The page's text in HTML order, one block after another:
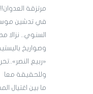
مرتزقة العدوان!!
في تدشين
السنوي.. نزالا
وصواريخ
«ربيع
وللحقيقة معا
ما بين اغتيال